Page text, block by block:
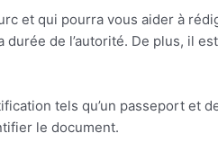
et qui pourra vous aider à
de l’autorité. De plus, il
tels qu’un passeport et
le document.